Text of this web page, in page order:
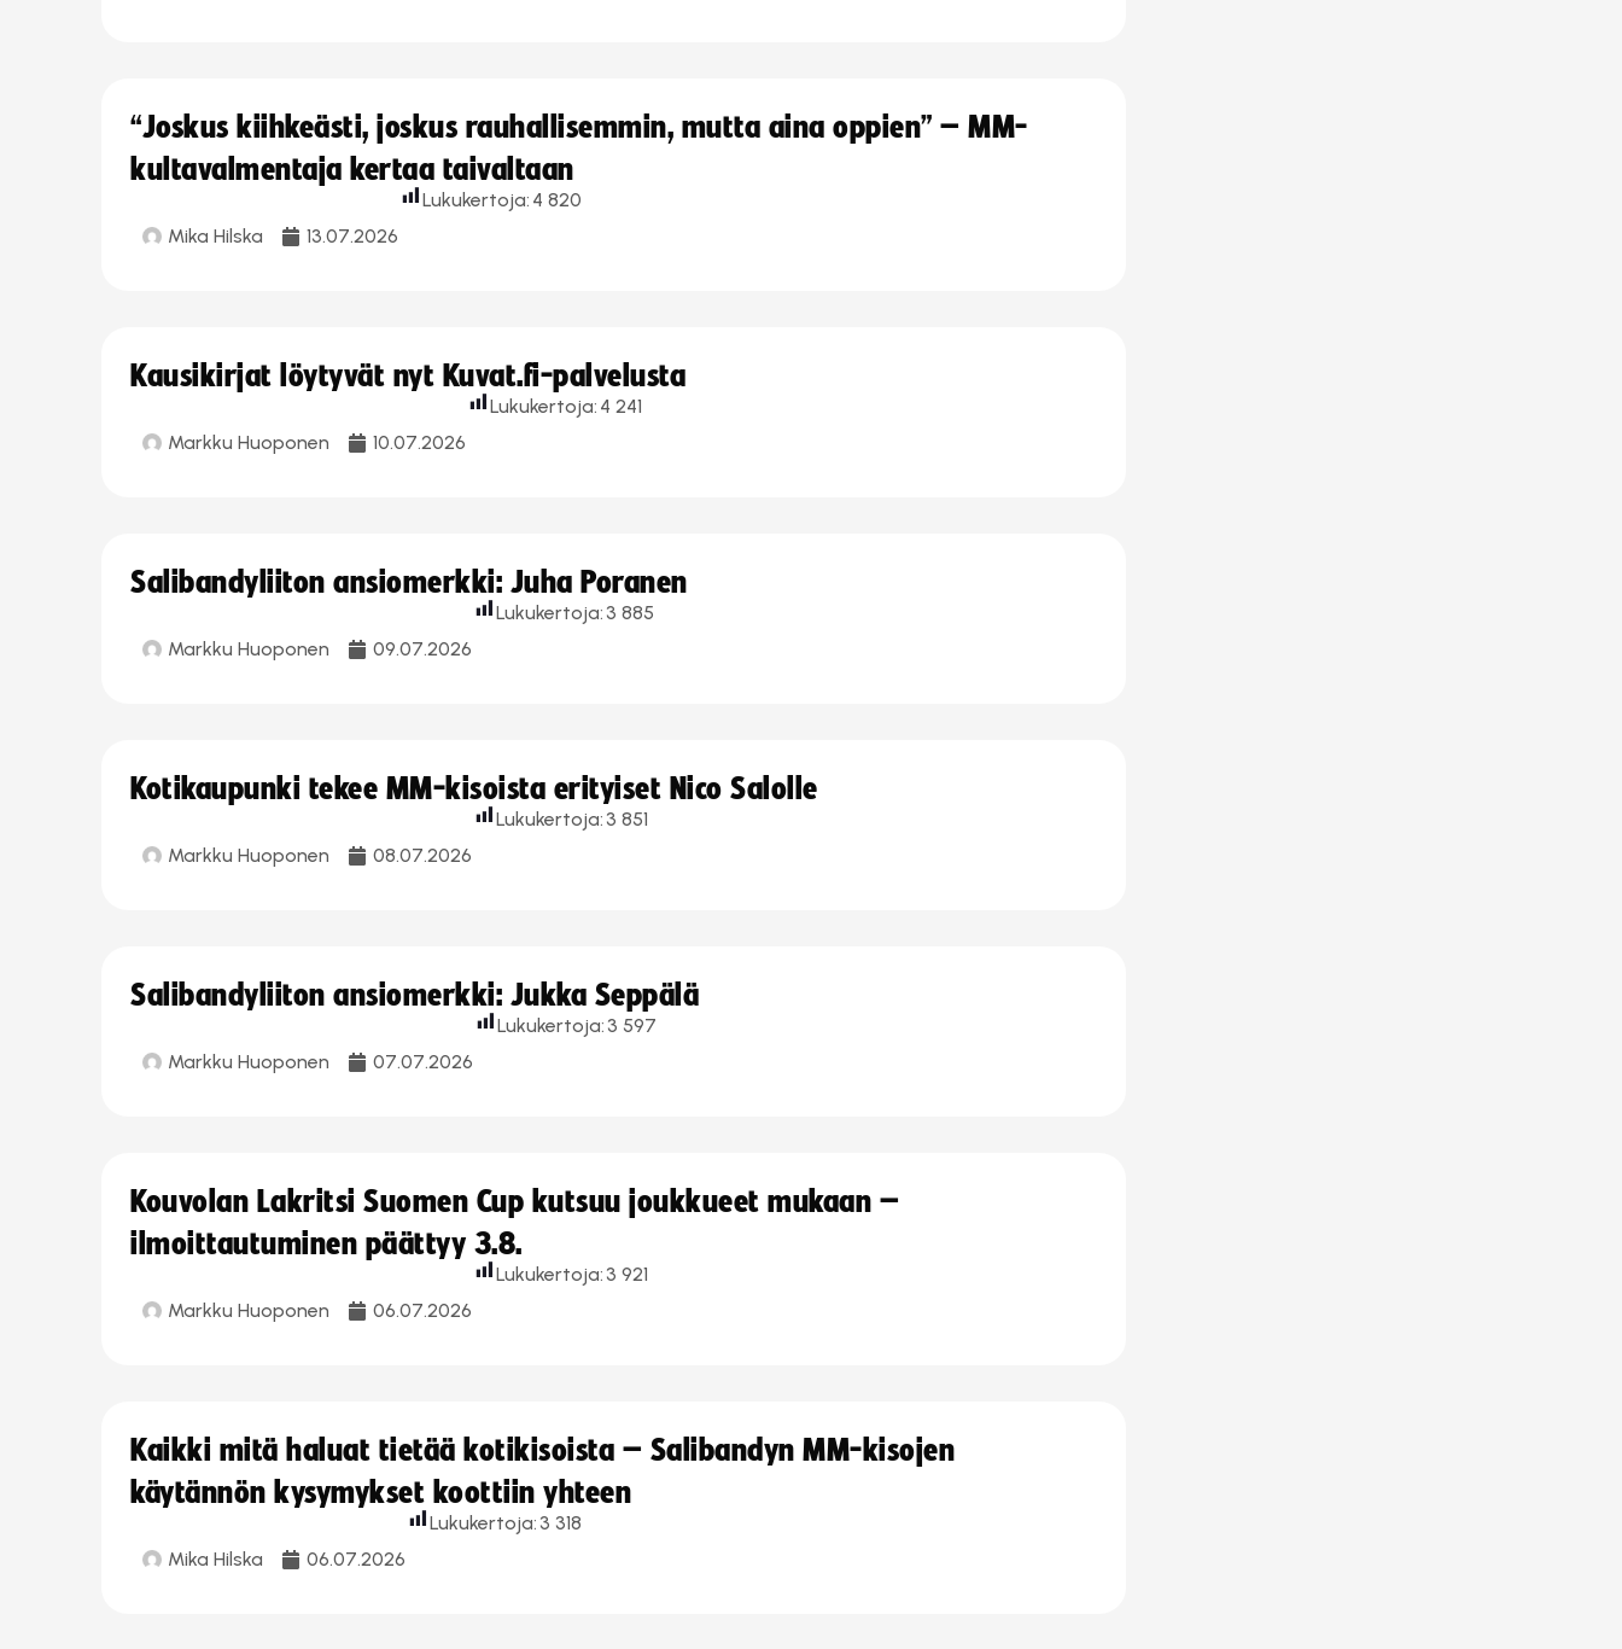
“Joskus kiihkeästi, joskus rauhallisemmin, mutta aina oppien” – MM-
kultavalmentaja kertaa taivaltaan
Mika Hilska 13.07.2026
Lukukertoja: 4 820
Kausikirjat löytyvät nyt Kuvat.fi-palvelusta
Markku Huoponen 10.07.2026
Lukukertoja: 4 241
Salibandyliiton ansiomerkki: Juha Poranen
Markku Huoponen 09.07.2026
Lukukertoja: 3 885
Kotikaupunki tekee MM-kisoista erityiset Nico Salolle
Markku Huoponen 08.07.2026
Lukukertoja: 3 851
Salibandyliiton ansiomerkki: Jukka Seppälä
Markku Huoponen 07.07.2026
Lukukertoja: 3 597
Kouvolan Lakritsi Suomen Cup kutsuu joukkueet mukaan –
ilmoittautuminen päättyy 3.8.
Markku Huoponen 06.07.2026
Lukukertoja: 3 921
Kaikki mitä haluat tietää kotikisoista – Salibandyn MM-kisojen
käytännön kysymykset koottiin yhteen
Mika Hilska 06.07.2026
Lukukertoja: 3 318